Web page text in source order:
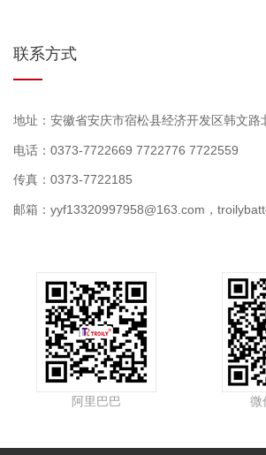
联系方式
地址：安徽省安庆市宿松县经济开发区韩文路
电话：0373-7722669 7722776 7722559
传真：0373-7722185
邮箱：yyf13320997958@163.com，
微
阿里巴巴